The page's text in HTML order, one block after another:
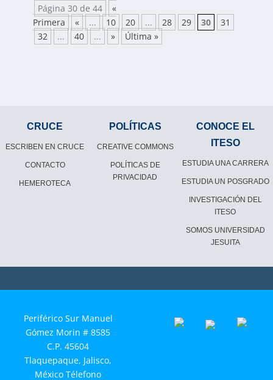
Página 30 de 44
«
Primera
« ... 10 20 ... 28 29 30
31
32
... 40 ... » Última »
CRUCE
ESCRIBEN EN CRUCE
CONTACTO
HEMEROTECA
POLÍTICAS
CREATIVE COMMONS
POLÍTICAS DE
PRIVACIDAD
CONOCE EL
ITESO
ESTUDIA UNA CARRERA
ESTUDIA UN POSGRADO
INVESTIGACIÓN DEL
ITESO
SOMOS UNIVERSIDAD
JESUITA
Periférico Sur Manuel
Gómez Morin # 8585
C.P. 45604
Tlaquepaque, Jalisco,
México Télefono